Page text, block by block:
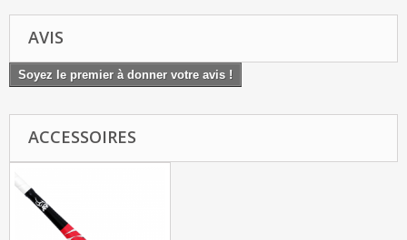
AVIS
Soyez le premier à donner votre avis !
ACCESSOIRES